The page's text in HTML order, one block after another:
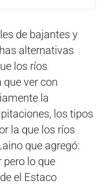
de bajantes y
alternativas
los ríos
que ver con
la
los tipos
la que los ríos
que agregó:
pero lo que
el Estaco